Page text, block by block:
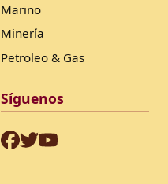
Marino
Minería
Petroleo & Gas
Síguenos